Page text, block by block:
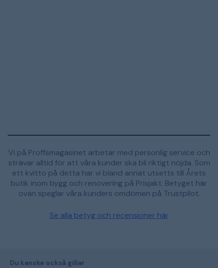
Vi på Proffsmagasinet arbetar med personlig service och
strävar alltid för att våra kunder ska bli riktigt nöjda. Som
ett kvitto på detta har vi bland annat utsetts till Årets
butik inom bygg och renovering på Prisjakt. Betyget här
ovan speglar våra kunders omdömen på Trustpilot.
Se alla betyg och recensioner här
Du kanske också gillar